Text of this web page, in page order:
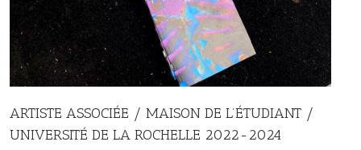
ARTISTE ASSOCIÉE / MAISON DE L’ÉTUDIANT /
UNIVERSITÉ DE LA ROCHELLE 2022-2024